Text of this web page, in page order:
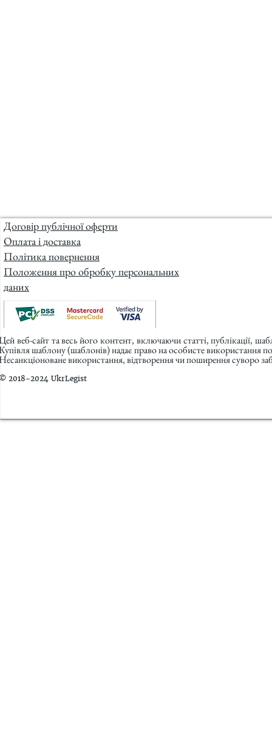
Договір публічної оферти
Оплата і доставка
Політика повернення
Положення про обробку персональних
даних
веб-сайт та весь його контент, включаючи статті, публікації,
шаблону (шаблонів) надає право на особисте використання
використання, відтворення чи поширення суворо
2018-2024 UkrLegist